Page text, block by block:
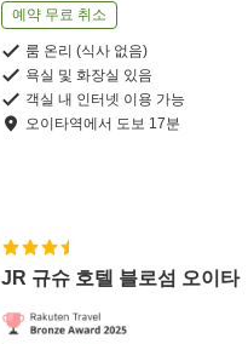
예약 무료 취소
룸 온리 (식사 없음)
욕실 및 화장실 있음
객실 내 인터넷 이용 가능
오이타역에서 도보 17분
JR 규슈 호텔 블로섬 오이타